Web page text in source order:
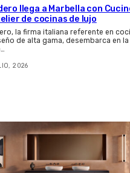
llega a Marbella con
de cocinas de lujo
la firma italiana referente en
de alta gama, desembarca en la
2026